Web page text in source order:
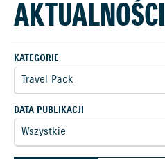
AKTUALNOŚCI
KATEGORIE
DATA PUBLIKACJI